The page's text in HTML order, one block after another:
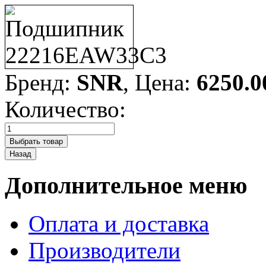
Бренд: SNR, Цена:
Количество:
Дополнительное меню
Оплата и доставка
Производители